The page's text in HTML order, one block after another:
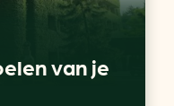
van je